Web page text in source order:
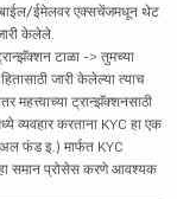
ईमेलवर एक्सचेंजमधून थेट
केलेले.
टाळा -> तुमच्या
जारी केलेल्या त्याच
ट्रान्झॅक्शनसाठी
व्यवहार करताना KYC हा एक
फंड इ.) मार्फत KYC
समान प्रोसेस करणे आवश्यक